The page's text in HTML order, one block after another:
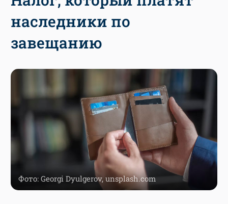
наследники по
завещанию
Фото: Georgi Dyulgerov, unsplash.com